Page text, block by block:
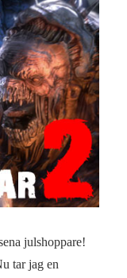
julshoppare!
tar jag en